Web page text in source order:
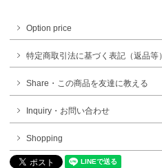
Option price
特定商取引法に基づく表記（返品等）
Share・この商品を友達に教える
Inquiry・お問い合わせ
Shopping